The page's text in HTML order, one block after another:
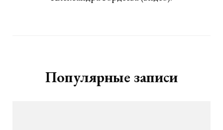
Популярные записи